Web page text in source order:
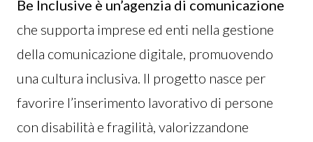
Be Inclusive è un’agenzia di comunicazione
che supporta imprese ed enti nella gestione
della comunicazione digitale, promuovendo
una cultura inclusiva. Il progetto nasce per
favorire l’inserimento lavorativo di persone
con disabilità e fragilità, valorizzandone